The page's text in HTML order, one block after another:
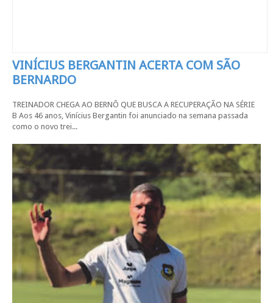
VINÍCIUS BERGANTIN ACERTA COM SÃO
BERNARDO
TREINADOR CHEGA AO BERNÔ QUE BUSCA A RECUPERAÇÃO NA SÉRIE
B Aos 46 anos, Vinícius Bergantin foi anunciado na semana passada
como o novo trei...